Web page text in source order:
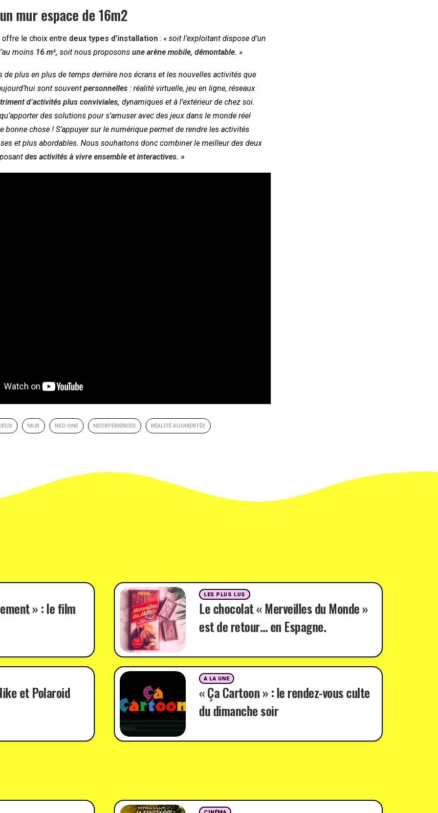
mur espace de 16m2
offre le choix entre deux types d’installation : « soit l’exploitant dispose d’un
moins 16 m², soit nous proposons une arène mobile, démontable. »
de plus en plus de temps derrière nos écrans et les nouvelles activités que
sont souvent personnelles : réalité virtuelle, jeu en ligne, réseaux
d’activités plus conviviales, dynamiques et à l’extérieur de chez soi.
des solutions pour s’amuser avec des jeux dans le monde réel
bonne chose ! S’appuyer sur le numérique permet de rendre les activités
et plus abordables. Nous souhaitons donc combiner le meilleur des deux
des activités à vivre ensemble et interactives. »
MUR NEO-ONE NEOXPERIENCES RÉALITÉ AUGMENTÉE
» : le film
LES PLUS LUS
Le chocolat « Merveilles du Monde »
est de retour… en Espagne.
et Polaroid
A LA UNE
« Ça Cartoon » : le rendez-vous culte
du dimanche soir